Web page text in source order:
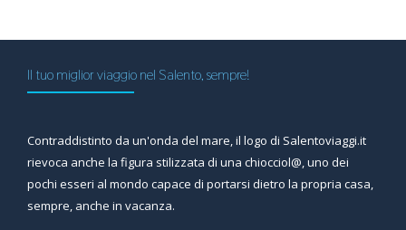
Il tuo miglior viaggio nel Salento, sempre!
Contraddistinto da un'onda del mare, il logo di Salentoviaggi.it
rievoca anche la figura stilizzata di una chiocciol@, uno dei
pochi esseri al mondo capace di portarsi dietro la propria casa,
sempre, anche in vacanza.